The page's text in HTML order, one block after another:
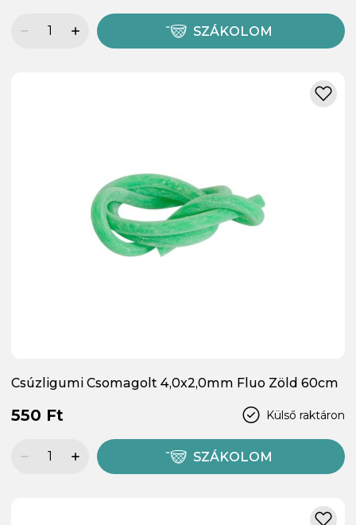
SZÁKOLOM
Csúzligumi Csomagolt 4,0x2,0mm Fluo Zöld 60cm
Külső raktáron
550 Ft
SZÁKOLOM